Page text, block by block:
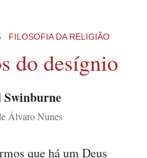
FILOSOFIA DA RELIGIÃO
do desígnio
Álvaro Nunes
que há um Deus